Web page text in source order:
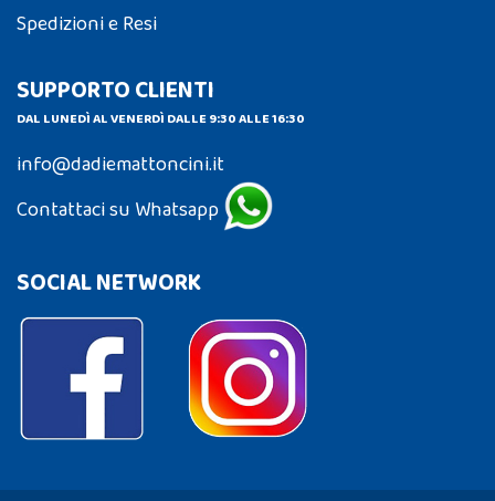
Spedizioni e Resi
SUPPORTO CLIENTI
DAL LUNEDÌ AL VENERDÌ DALLE 9:30 ALLE 16:30
info@dadiemattoncini.it
Contattaci su Whatsapp
SOCIAL NETWORK